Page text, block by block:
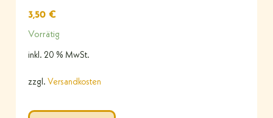
3,50 €
Vorrätig
inkl. 20 % MwSt.
zzgl. Versandkosten